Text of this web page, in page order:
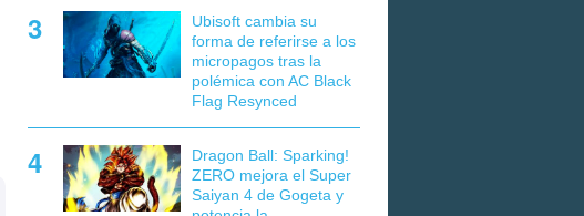
Ubisoft cambia su
forma de referirse a los
micropagos tras la
polémica con AC Black
Flag Resynced
Dragon Ball: Sparking!
ZERO mejora el Super
Saiyan 4 de Gogeta y